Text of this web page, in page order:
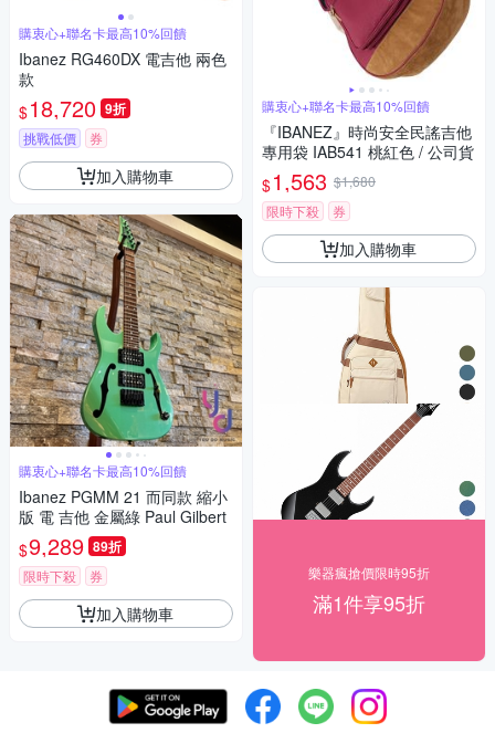
購衷心+聯名卡最高10%回饋
Ibanez RG460DX 電吉他 兩色
款
$18,720 9折
挑戰低價 券
加入購物車
購衷心+聯名卡最高10%回饋
Ibanez PGMM 21 而同款 縮小
版 電 吉他 金屬綠 Paul Gilbert
$9,289 89折
限時下殺 券
加入購物車
購衷心+聯名卡最高10%回饋
『IBANEZ』時尚安全民謠吉他
專用袋 IAB541 桃紅色 / 公司貨
$1,563 $1,680
限時下殺
券
加入購物車
樂器瘋搶價限時95折
滿1件享95折